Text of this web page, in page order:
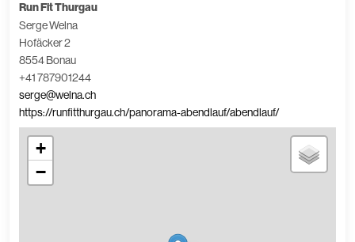
Run Fit Thurgau
Serge Welna
Hofäcker 2
8554 Bonau
+41 787901244
serge@welna.ch
https://runfitthurgau.ch/panorama-abendlauf/abendlauf/
+
−